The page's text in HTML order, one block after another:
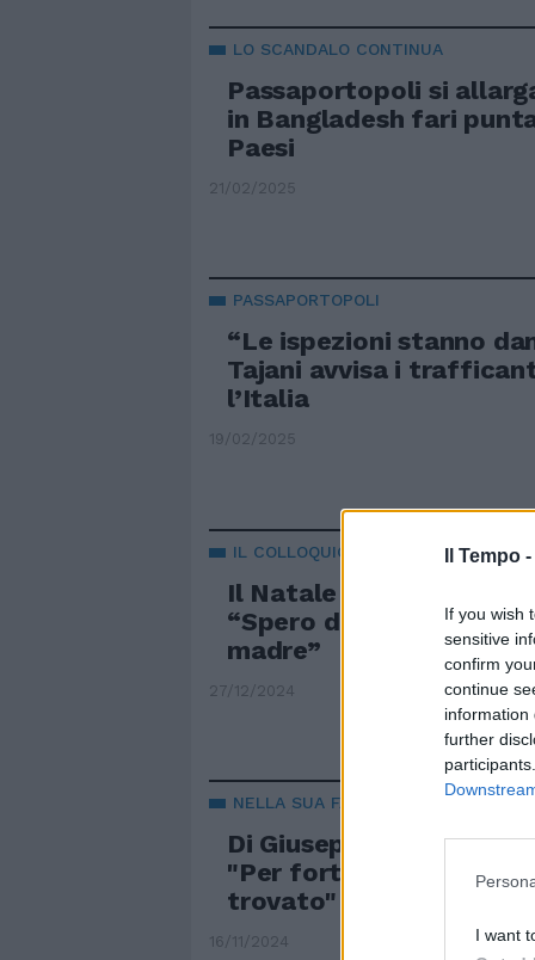
Il Tempo -
If you wish
sensitive
confirm
continue
information
further
I want
LO SCANDALO CONTINUA
Passaportopoli si
in Bangladesh fari
Paesi
21/02/2025
PASSAPORTOPOLI
“Le ispezioni stanno
Tajani avvisa i
l’Italia
19/02/2025
IL COLLOQUIO
Il Natale in Italia di
“Spero di rivedere
madre”
27/12/2024
NELLA SUA FABBRICA
Di Giuseppe
"Per fortuna l'ordigno
trovato"
16/11/2024